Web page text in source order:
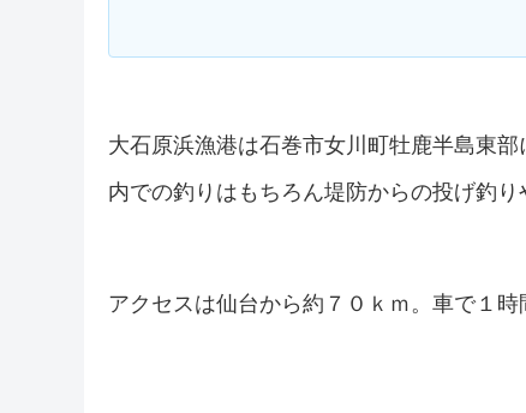
大石原浜漁港は石巻市女川町牡鹿半島東
内での釣りはもちろん堤防からの投げ釣り
アクセスは仙台から約７０ｋｍ。車で１